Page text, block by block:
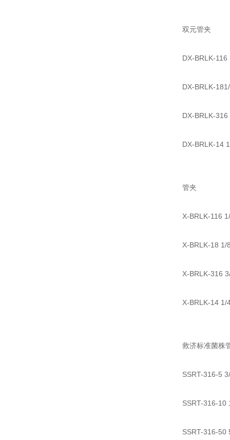
双元管夹
DX-BRLK-116
DX-BRLK-
DX-BRLK-316
DX-BRLK-14
管夹
X-BRLK-116
X-BRLK-18 1/
X-BRLK-316
X-BRLK-14 1/
救济标准菌株
SSRT-316-5
SSRT-316-10
SSRT-316-50